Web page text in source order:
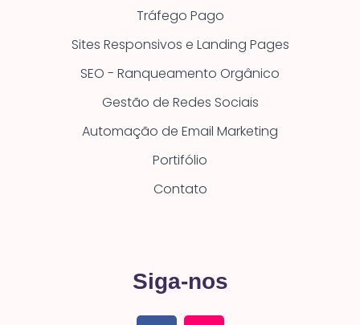
Tráfego Pago
Sites Responsivos e Landing Pages
SEO - Ranqueamento Orgânico
Gestão de Redes Sociais
Automação de Email Marketing
Portifólio
Contato
Siga-nos